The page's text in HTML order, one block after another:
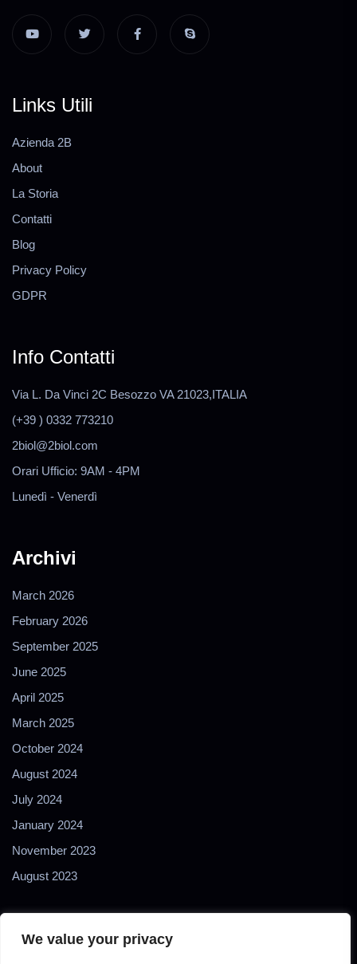
We value your privacy
Links Utili
Azienda 2B
About
La Storia
Contatti
Blog
Privacy Policy
GDPR
Info Contatti
Via L. Da Vinci 2C Besozzo VA 21023,ITALIA
(+39 ) 0332 773210
2biol@2biol.com
Orari Ufficio: 9AM - 4PM
Lunedì - Venerdì
Archivi
March 2026
February 2026
September 2025
June 2025
April 2025
March 2025
October 2024
August 2024
July 2024
January 2024
November 2023
August 2023